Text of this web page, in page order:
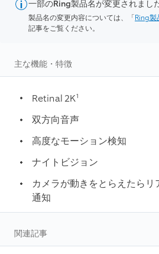
一部のRing製品名が変更されまし
製品名の変更内容については、「Ring製
記事をご覧ください。
主な機能・特徴
Retinal 2K1
双方向音声
高度なモーション検知
ナイトビジョン
カメラが動きをとらえたら
通知
関連記事